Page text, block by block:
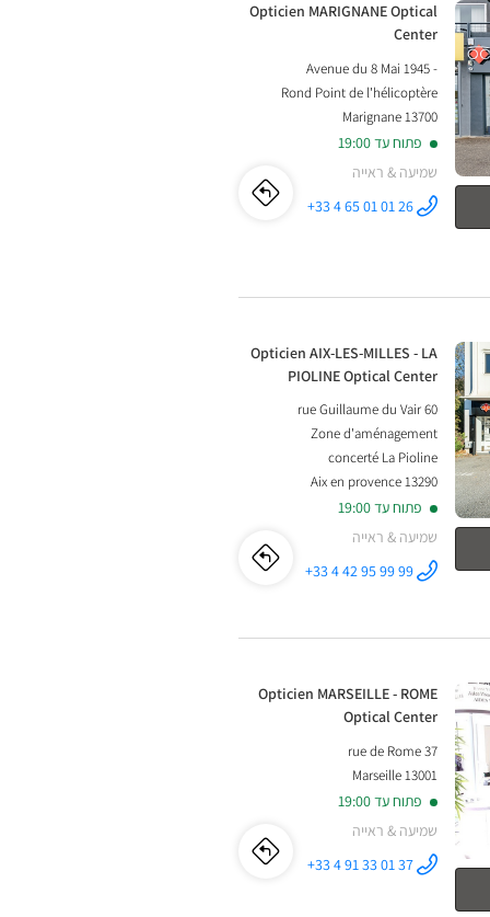
-
חנות:
Opticien MARIGNANE Optical
Center
Avenue du 8 Mai 1945 -
Rond Point de l'hélicoptère
13700 Marignane
פתוח עד 19:00
שמיעה & ראייה
התקשר לחנות
+33 4 65 01 01 26 לו"ז
לחנות
MARIGNANE
Center
חנות:
Opticien AIX-LES-MILLES - LA
PIOLINE Optical Center
60 rue Guillaume du Vair
Zone d'aménagement
concerté La Pioline
13290 Aix en provence
פתוח עד 19:00
שמיעה & ראייה
התקשר לחנות
Optical
+33 4 42 95 99 99 לו"ז
לחנות
LES-
PIOLINE
חנות:
Opticien MARSEILLE - ROME
Optical Center
37 rue de Rome
13001 Marseille
פתוח עד 19:00
שמיעה & ראייה
התקשר לחנות
+33 4 91 33 01 37 לו"ז
לחנות